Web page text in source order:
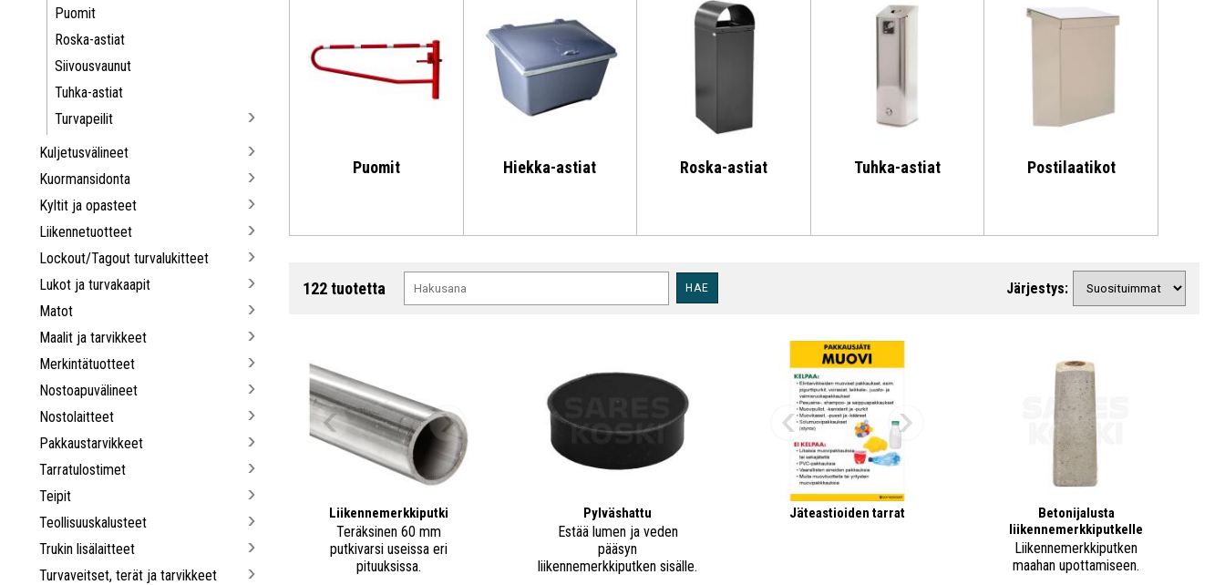
Puomit
Roska-astiat
Siivousvaunut
Tuhka-astiat
Turvapeilit
Kuljetusvälineet
Kuormansidonta
Kyltit ja opasteet
Liikennetuotteet
Lockout/Tagout turvalukitteet
Lukot ja turvakaapit
Matot
Maalit ja tarvikkeet
Merkintätuotteet
Nostoapuvälineet
Nostolaitteet
Pakkaustarvikkeet
Tarratulostimet
Teipit
Teollisuuskalusteet
Trukin lisälaitteet
Turvaveitset, terät ja tarvikkeet
Puomit Hiekka-astiat Roska-astiat Tuhka-astiat Postilaatikot
122 tuotetta HAE Järjestys:
Liikennemerkkiputki
Teräksinen 60 mm
putkivarsi useissa eri
pituuksissa.
Pylväshattu
Estää lumen ja veden
pääsyn
liikennemerkkiputken sisälle.
Jäteastioiden tarrat
Betonijalusta
liikennemerkkiputkelle
Liikennemerkkiputken
maahan upottamiseen.